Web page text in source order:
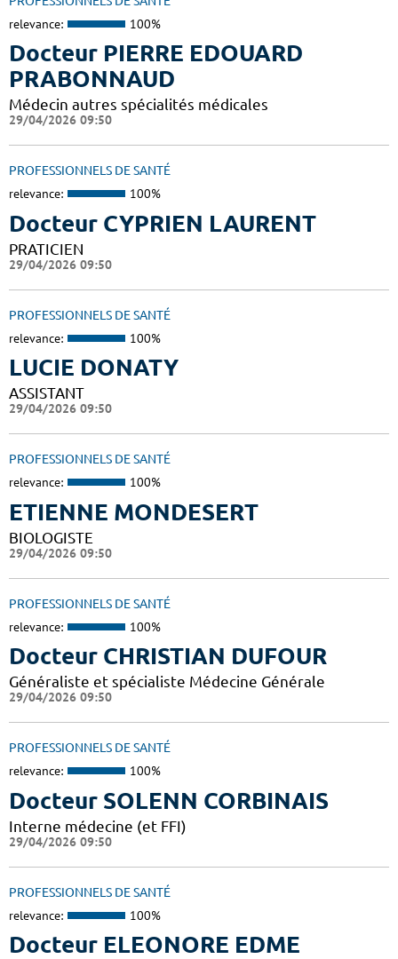
relevance: 100%
Docteur PIERRE EDOUARD
PRABONNAUD
Médecin autres spécialités médicales
29/04/2026 09:50
PROFESSIONNELS DE SANTÉ
relevance: 100%
Docteur CYPRIEN LAURENT
PRATICIEN
29/04/2026 09:50
PROFESSIONNELS DE SANTÉ
relevance: 100%
LUCIE DONATY
ASSISTANT
29/04/2026 09:50
PROFESSIONNELS DE SANTÉ
relevance: 100%
ETIENNE MONDESERT
BIOLOGISTE
29/04/2026 09:50
PROFESSIONNELS DE SANTÉ
relevance: 100%
Docteur CHRISTIAN DUFOUR
Généraliste et spécialiste Médecine Générale
29/04/2026 09:50
PROFESSIONNELS DE SANTÉ
relevance: 100%
Docteur SOLENN CORBINAIS
Interne médecine (et FFI)
29/04/2026 09:50
PROFESSIONNELS DE SANTÉ
relevance: 100%
Docteur ELEONORE EDME